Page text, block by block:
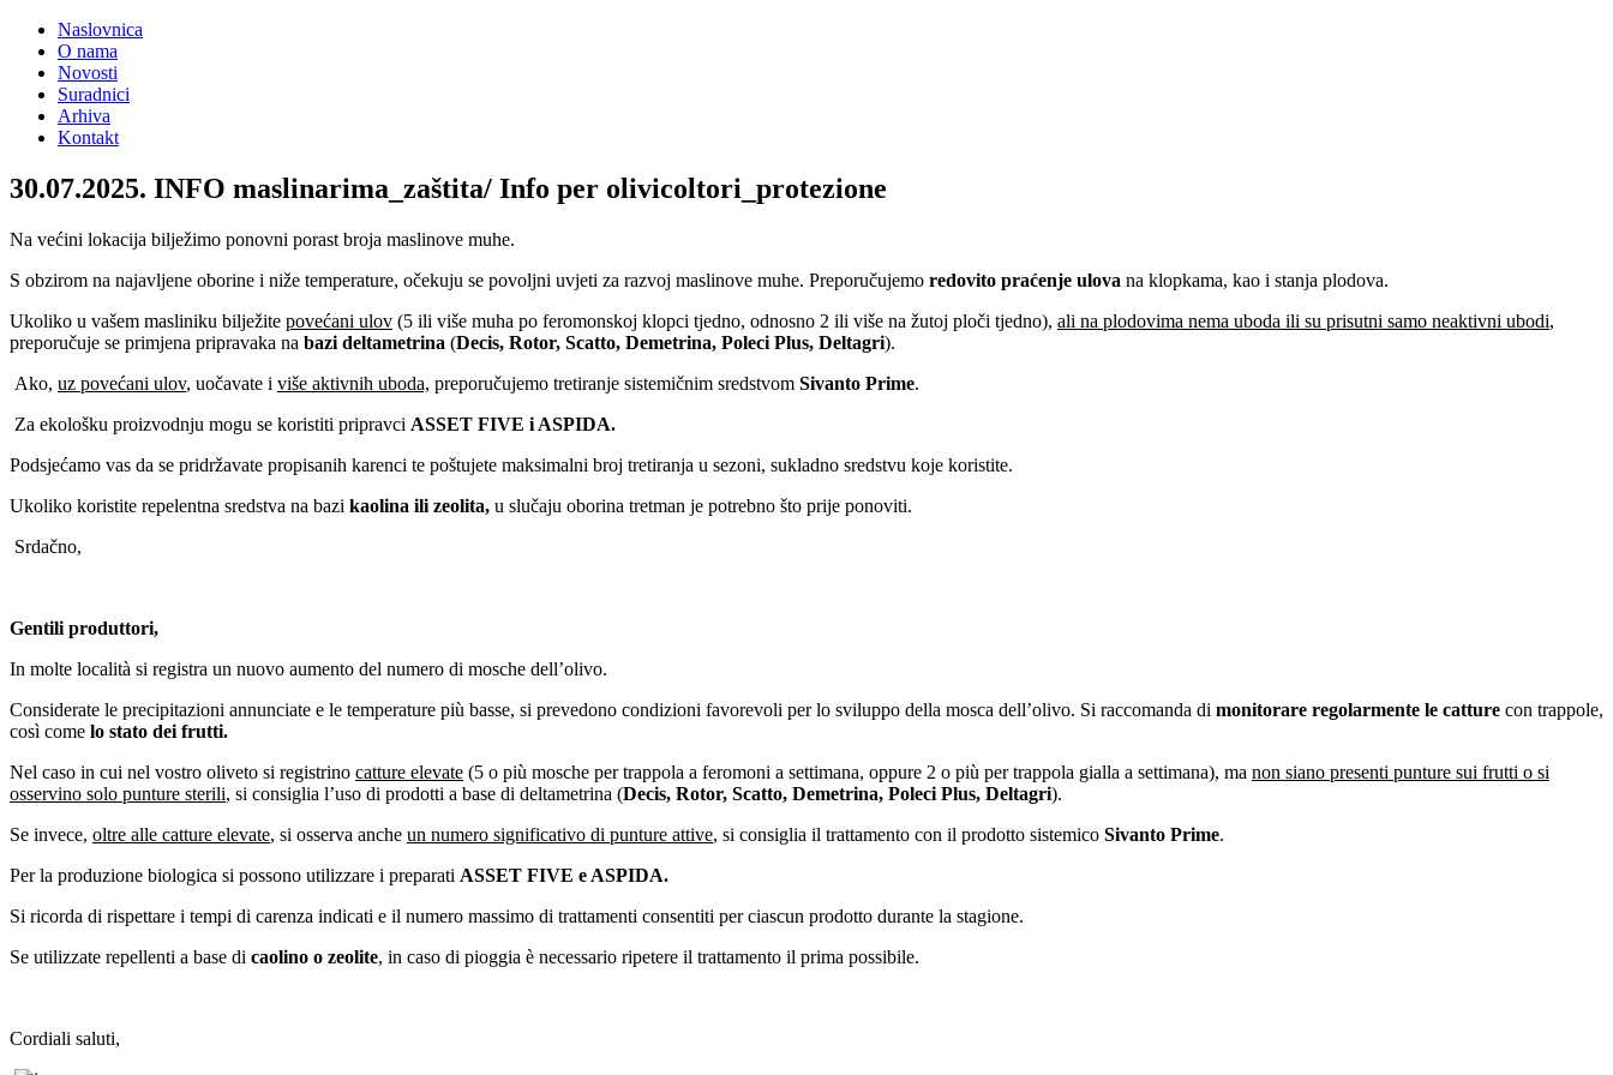
Naslovnica
O nama
Novosti
Suradnici
Arhiva
Kontakt
30.07.2025. INFO maslinarima_zaštita/ Info per olivicoltori_protezione
Na većini lokacija bilježimo ponovni porast broja maslinove muhe.
S obzirom na najavljene oborine i niže temperature, očekuju se povoljni uvjeti za razvoj maslinove muhe. Preporučujemo redovito praćenje ulova na klopkama, kao i stanja plodova.
Ukoliko u vašem masliniku bilježite povećani ulov (5 ili više muha po feromonskoj klopci tjedno, odnosno 2 ili više na žutoj ploči tjedno), ali na plodovima nema uboda ili su prisutni samo neaktivni ubodi,
preporučuje se primjena pripravaka na bazi deltametrina (Decis, Rotor, Scatto, Demetrina, Poleci Plus, Deltagri).
Ako, uz povećani ulov, uočavate i više aktivnih uboda, preporučujemo tretiranje sistemičnim sredstvom Sivanto Prime.
Za ekološku proizvodnju mogu se koristiti pripravci ASSET FIVE i ASPIDA.
Podsjećamo vas da se pridržavate propisanih karenci te poštujete maksimalni broj tretiranja u sezoni, sukladno sredstvu koje koristite.
Ukoliko koristite repelentna sredstva na bazi kaolina ili zeolita, u slučaju oborina tretman je potrebno što prije ponoviti.
Srdačno,
Gentili produttori,
In molte località si registra un nuovo aumento del numero di mosche dell’olivo.
Considerate le precipitazioni annunciate e le temperature più basse, si prevedono condizioni favorevoli per lo sviluppo della mosca dell’olivo. Si raccomanda di monitorare regolarmente le catture con trappole,
così come lo stato dei frutti.
Nel caso in cui nel vostro oliveto si registrino catture elevate (5 o più mosche per trappola a feromoni a settimana, oppure 2 o più per trappola gialla a settimana), ma non siano presenti punture sui frutti o si
osservino solo punture sterili, si consiglia l’uso di prodotti a base di deltametrina (Decis, Rotor, Scatto, Demetrina, Poleci Plus, Deltagri).
Se invece, oltre alle catture elevate, si osserva anche un numero significativo di punture attive, si consiglia il trattamento con il prodotto sistemico Sivanto Prime.
Per la produzione biologica si possono utilizzare i preparati ASSET FIVE e ASPIDA.
Si ricorda di rispettare i tempi di carenza indicati e il numero massimo di trattamenti consentiti per ciascun prodotto durante la stagione.
Se utilizzate repellenti a base di caolino o zeolite, in caso di pioggia è necessario ripetere il trattamento il prima possibile.
Cordiali saluti,